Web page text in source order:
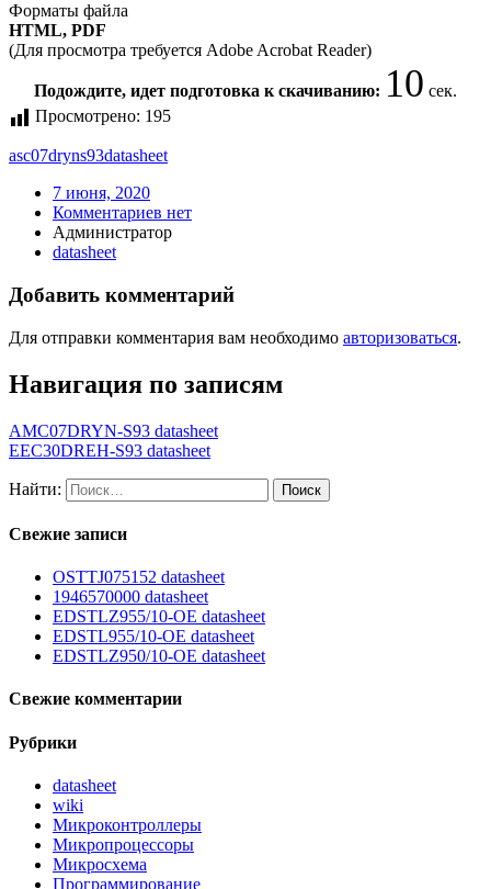
Форматы файла
HTML, PDF
(Для просмотра требуется Adobe Acrobat Reader)
Подождите, идет подготовка к скачиванию: 10 сек.
Просмотрено: 195
asc07dryns93datasheet
7 июня, 2020
Комментариев нет
Администратор
datasheet
Добавить комментарий
Для отправки комментария вам необходимо авторизоваться.
Навигация по записям
AMC07DRYN-S93 datasheet
EEC30DREH-S93 datasheet
Найти:
Свежие записи
OSTTJ075152 datasheet
1946570000 datasheet
EDSTLZ955/10-OE datasheet
EDSTL955/10-OE datasheet
EDSTLZ950/10-OE datasheet
Свежие комментарии
Рубрики
datasheet
wiki
Микроконтроллеры
Микропроцессоры
Микросхема
Программирование